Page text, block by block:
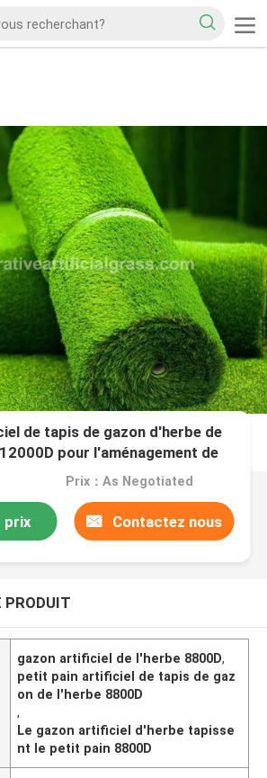
de tapis de gazon d'herbe de
pour l'aménagement de
Prix：As Negotiated
prix Contactez nous
PRODUIT
gazon artificiel de l'herbe 8800D,
petit pain artificiel de tapis de gaz
on de l'herbe 8800D
,
Le gazon artificiel d'herbe tapisse
nt le petit pain 8800D